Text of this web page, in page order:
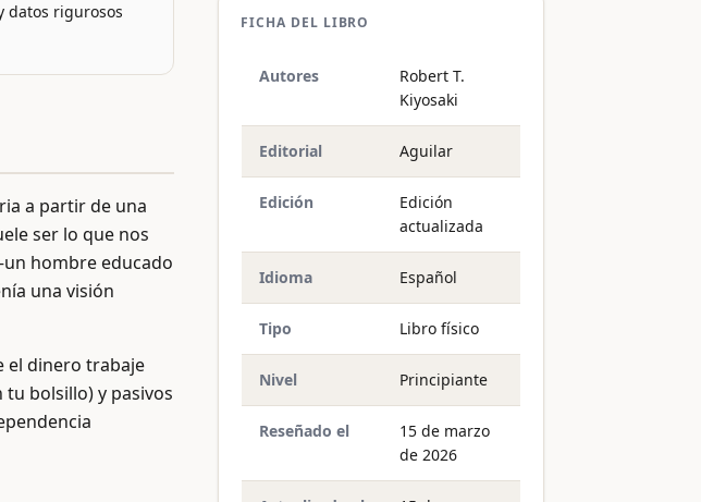
datos rigurosos
a partir de una
ser lo que nos
hombre educado
una visión
el dinero trabaje
bolsillo) y pasivos
FICHA DEL LIBRO
Autores
Robert T.
Kiyosaki
Editorial Aguilar
Edición
Edición
actualizada
Idioma Español
Tipo Libro físico
Nivel Principiante
Reseñado el
15 de marzo
de 2026